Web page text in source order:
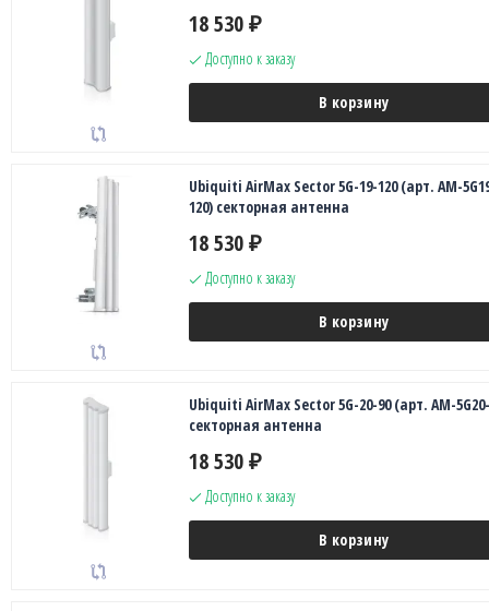
18 530 ₽
Доступно к заказу
В корзину
Ubiquiti AirMax Sector 5G-19-120 (арт. AM-
120) секторная антенна
18 530 ₽
Доступно к заказу
В корзину
Ubiquiti AirMax Sector 5G-20-90 (арт. AM-
секторная антенна
18 530 ₽
Доступно к заказу
В корзину